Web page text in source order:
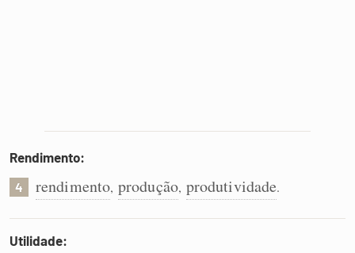
Rendimento:
4 rendimento, produção, produtividade.
Utilidade: